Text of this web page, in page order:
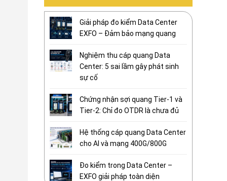
Giải pháp đo kiểm Data Center
EXFO – Đảm bảo mạng quang
Nghiệm thu cáp quang Data
Center: 5 sai lầm gây phát sinh
sự cố
Chứng nhận sợi quang Tier-1 và
Tier-2: Chỉ đo OTDR là chưa đủ
Hệ thống cáp quang Data Center
cho AI và mạng 400G/800G
Đo kiểm trong Data Center –
EXFO giải pháp toàn diện